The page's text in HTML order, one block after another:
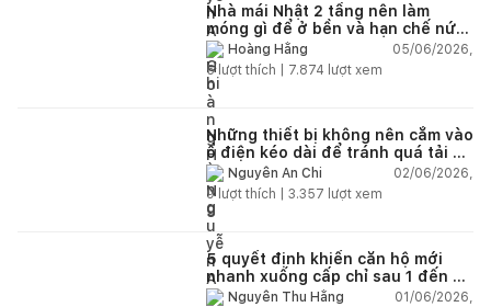
Nhà mái Nhật 2 tầng nên làm
móng gì để ở bền và hạn chế nứt
lún?Hoàng Hằng
05/06/2026,
5lượt thích | 7.874 lượt xem
Những thiết bị không nên cắm vào
ổ điện kéo dài để tránh quá tải và
chập cháy trong nhà
Nguyễn An Chi
02/06/2026,
9lượt thích | 3.357 lượt xem
5 quyết định khiến căn hộ mới
nhanh xuống cấp chỉ sau 1 đến 2
nămNguyễn Thu Hằng
01/06/2026,